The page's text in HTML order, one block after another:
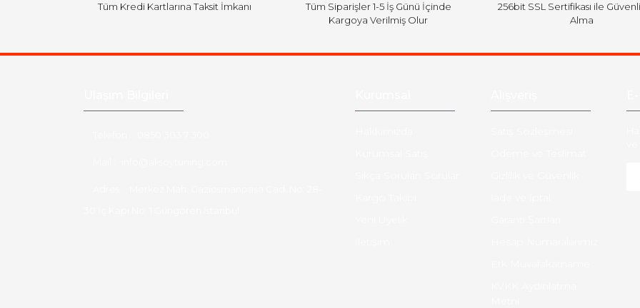
Tüm Kredi Kartlarına Taksit İmkanı
Tüm Siparişler 1-5 İş Günü İçinde
Kargoya Verilmiş Olur
256bit SSL Sertifikası ile
Alma